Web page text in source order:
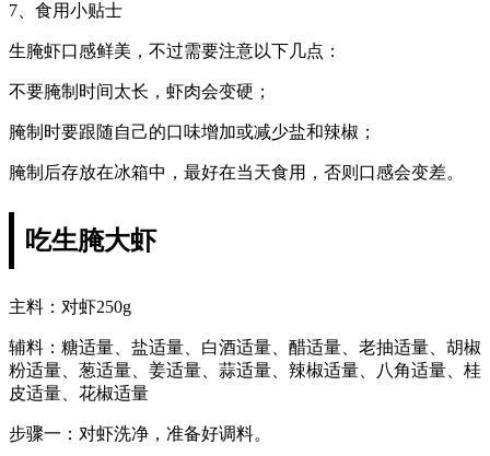
7、食用小贴士
生腌虾口感鲜美，不过需要注意以下几点：
不要腌制时间太长，虾肉会变硬；
腌制时要跟随自己的口味增加或减少盐和辣椒；
腌制后存放在冰箱中，最好在当天食用，否则口感会变差。
吃生腌大虾
主料：对虾250g
辅料：糖适量、盐适量、白酒适量、醋适量、老抽适量、胡椒
粉适量、葱适量、姜适量、蒜适量、辣椒适量、八角适量、桂
皮适量、花椒适量
步骤一：对虾洗净，准备好调料。